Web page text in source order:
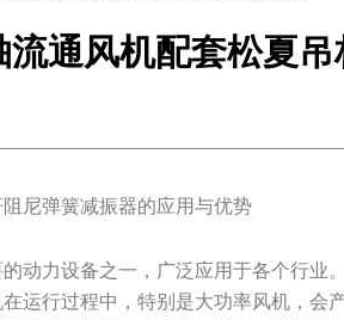
流通风机配套松夏
尼弹簧减振器的应用与优势
动力设备之一，广泛应用于各个行业
运行过程中，特别是大功率风机，会